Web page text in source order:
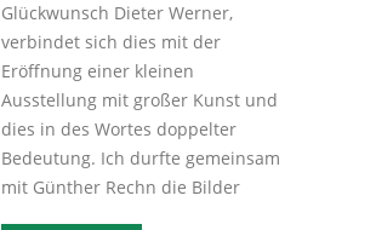
Glückwunsch Dieter Werner,
verbindet sich dies mit der
Eröffnung einer kleinen
Ausstellung mit großer Kunst und
dies in des Wortes doppelter
Bedeutung. Ich durfte gemeinsam
mit Günther Rechn die Bilder